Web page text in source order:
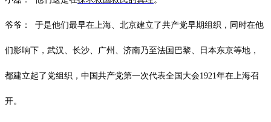
爷爷： 于是他们最早在上海、北京建立了共产党早期组织，同时在他
们影响下，武汉、长沙、广州、济南乃至法国巴黎、日本东京等地，
都建立起了党组织，中国共产党第一次代表全国大会1921年在上海召
开。